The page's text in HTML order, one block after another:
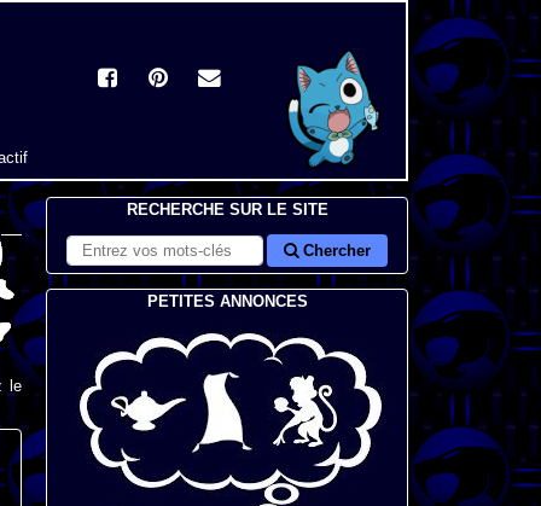
le
RECHERCHE SUR LE SITE
Chercher
PETITES ANNONCES